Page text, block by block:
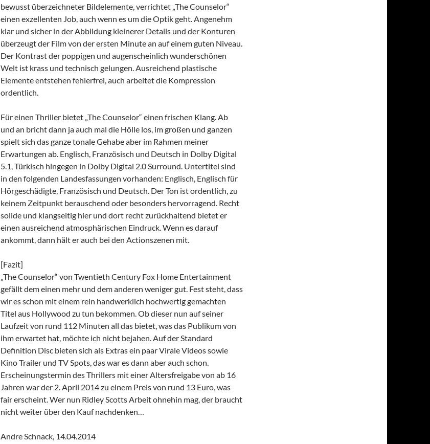
bewusst überzeichneter Bildelemente, verrichtet „The Counselor“
einen exzellenten Job, auch wenn es um die Optik geht. Angenehm
klar und sicher in der Abbildung kleinerer Details und der Konturen
überzeugt der Film von der ersten Minute an auf einem guten Niveau.
Der Kontrast der poppigen und augenscheinlich wunderschönen
Welt ist krass und technisch gelungen. Ausreichend plastische
Elemente entstehen fehlerfrei, auch arbeitet die Kompression
ordentlich.
Für einen Thriller bietet „The Counselor“ einen frischen Klang. Ab
und an bricht dann ja auch mal die Hölle los, im großen und ganzen
spielt sich das ganze tonale Gehabe aber im Rahmen meiner
Erwartungen ab. Englisch, Französisch und Deutsch in Dolby Digital
5.1, Türkisch hingegen in Dolby Digital 2.0 Surround. Untertitel sind
in den folgenden Landesfassungen vorhanden: Englisch, Englisch für
Hörgeschädigte, Französisch und Deutsch. Der Ton ist ordentlich, zu
keinem Zeitpunkt berauschend oder besonders hervorragend. Recht
solide und klangseitig hier und dort recht zurückhaltend bietet er
einen ausreichend atmosphärischen Eindruck. Wenn es darauf
ankommt, dann hält er auch bei den Actionszenen mit.
[Fazit]
„The Counselor“ von Twentieth Century Fox Home Entertainment
gefällt dem einen mehr und dem anderen weniger gut. Fest steht, dass
wir es schon mit einem rein handwerklich hochwertig gemachten
Titel aus Hollywood zu tun bekommen. Ob dieser nun auf seiner
Laufzeit von rund 112 Minuten all das bietet, was das Publikum von
ihm erwartet hat, möchte ich nicht bejahen. Auf der Standard
Definition Disc bieten sich als Extras ein paar Virale Videos sowie
Kino Trailer und TV Spots, das war es dann aber auch schon.
Erscheinungstermin des Thrillers mit einer Altersfreigabe von ab 16
Jahren war der 2. April 2014 zu einem Preis von rund 13 Euro, was
fair erscheint. Wer nun Ridley Scotts Arbeit ohnehin mag, der braucht
nicht weiter über den Kauf nachdenken…
Andre Schnack, 14.04.2014